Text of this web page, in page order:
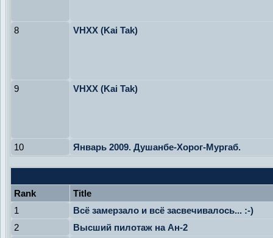
8 VHXX (Kai Tak)
9 VHXX (Kai Tak)
10 Январь 2009. Душанбе-Хорог-Мургаб.
Rank
Title
1
Всё замерзало и всё засвечивалось... :-)
2
Высший пилотаж на Ан-2